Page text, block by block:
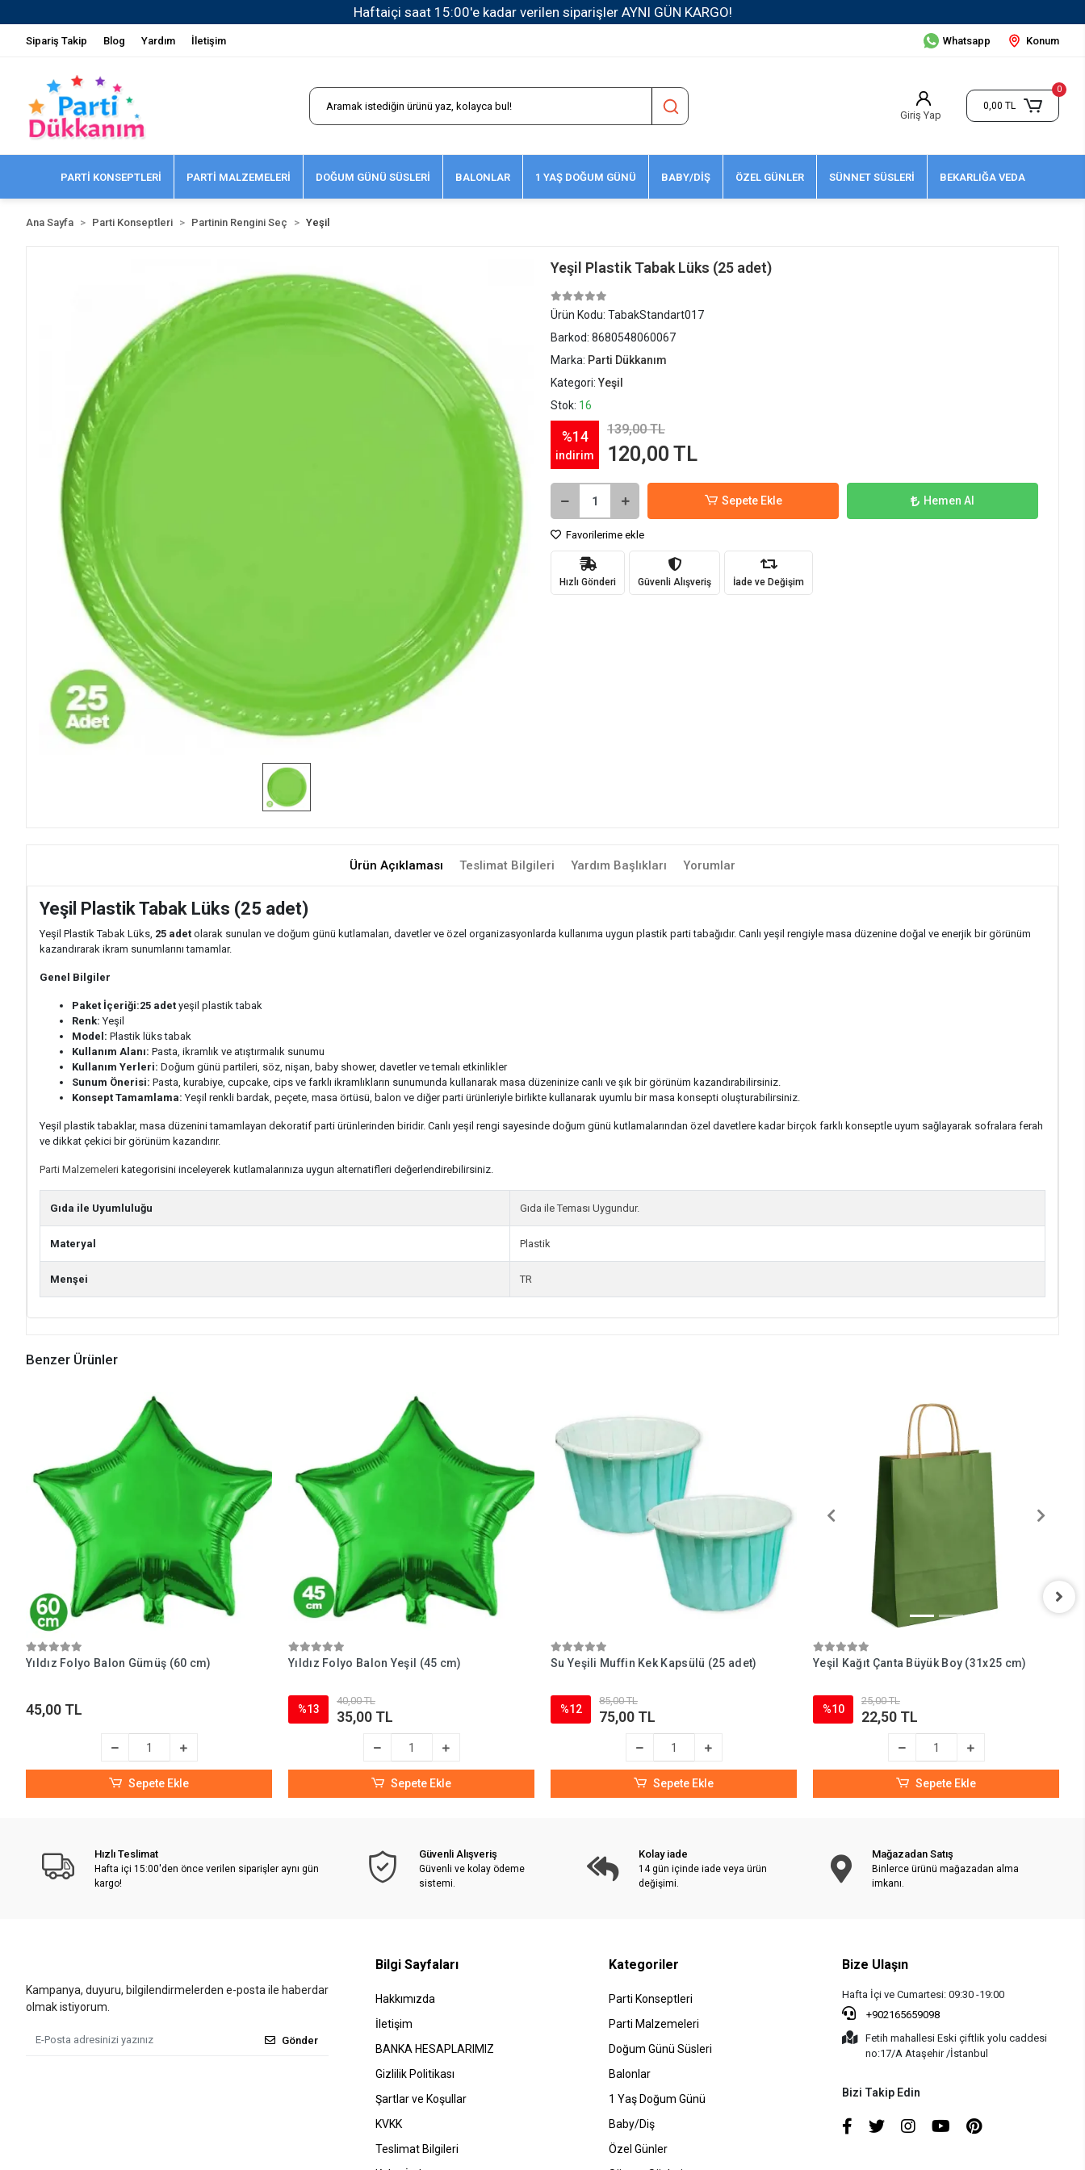
1500 TL ve Üzeri Kargo Ücretsiz!
Sipariş Takip Blog Yardım İletişim Whatsapp Konum
Giriş Yap
0
0,00 TL
PARTİ KONSEPTLERİ PARTİ MALZEMELERİ DOĞUM GÜNÜ SÜSLERİ BALONLAR 1 YAŞ DOĞUM GÜNÜ BABY/DİŞ ÖZEL GÜNLER SÜNNET SÜSLERİ BEKARLIĞA VEDA
Ana Sayfa Parti Konseptleri Partinin Rengini Seç Yeşil
Yeşil Plastik Tabak Lüks (25 adet)
Ürün Kodu: TabakStandart017
Barkod: 8680548060067
Marka: Parti Dükkanım
Kategori:Yeşil
Stok: 16
%14
indirim
139,00 TL
120,00 TL
Sepete Ekle Hemen Al
Favorilerime ekle
Hızlı Gönderi Güvenli Alışveriş İade ve Değişim
Ürün Açıklaması Teslimat Bilgileri Yardım Başlıkları Yorumlar
Yeşil Plastik Tabak Lüks (25 adet)
Yeşil Plastik Tabak Lüks, 25 adet olarak sunulan ve doğum günü kutlamaları, davetler ve özel organizasyonlarda kullanıma uygun plastik parti tabağıdır. Canlı yeşil rengiyle masa düzenine doğal ve enerjik bir görünüm
kazandırarak ikram sunumlarını tamamlar.
Genel Bilgiler
Paket İçeriği:25 adet yeşil plastik tabak
Renk: Yeşil
Model: Plastik lüks tabak
Kullanım Alanı: Pasta, ikramlık ve atıştırmalık sunumu
Kullanım Yerleri: Doğum günü partileri, söz, nişan, baby shower, davetler ve temalı etkinlikler
Sunum Önerisi: Pasta, kurabiye, cupcake, cips ve farklı ikramlıkların sunumunda kullanarak masa düzeninize canlı ve şık bir görünüm kazandırabilirsiniz.
Konsept Tamamlama: Yeşil renkli bardak, peçete, masa örtüsü, balon ve diğer parti ürünleriyle birlikte kullanarak uyumlu bir masa konsepti oluşturabilirsiniz.
Yeşil plastik tabaklar, masa düzenini tamamlayan dekoratif parti ürünlerinden biridir. Canlı yeşil rengi sayesinde doğum günü kutlamalarından özel davetlere kadar birçok farklı konseptle uyum sağlayarak sofralara ferah
ve dikkat çekici bir görünüm kazandırır.
Parti Malzemeleri kategorisini inceleyerek kutlamalarınıza uygun alternatifleri değerlendirebilirsiniz.
Gıda ile Uyumluluğu Gıda ile Teması Uygundur.
Materyal Plastik
Menşei TR
Benzer Ürünler
Yıldız Folyo Balon Gümüş (60 cm)
45,00 TL
Sepete Ekle
Yıldız Folyo Balon Yeşil (45 cm)
%13
40,00 TL
35,00 TL
Sepete Ekle
Su Yeşili Muffin Kek Kapsülü (25 adet)
%12
85,00 TL
75,00 TL
Sepete Ekle
Yeşil Kağıt Çanta Büyük Boy (31x25 cm)
%10
25,00 TL
22,50 TL
Sepete Ekle
Hızlı Teslimat
Hafta içi 15:00'den önce verilen siparişler aynı gün
kargo!
Güvenli Alışveriş
Güvenli ve kolay ödeme
sistemi.
Kolay iade
14 gün içinde iade veya ürün
değişimi.
Mağazadan Satış
Binlerce ürünü mağazadan alma
imkanı.
Kampanya, duyuru, bilgilendirmelerden e-posta ile haberdar
olmak istiyorum.
Gönder
Bilgi Sayfaları
Hakkımızda
İletişim
BANKA HESAPLARIMIZ
Gizlilik Politikası
Şartlar ve Koşullar
KVKK
Teslimat Bilgileri
Kategoriler
Parti Konseptleri
Parti Malzemeleri
Doğum Günü Süsleri
Balonlar
1 Yaş Doğum Günü
Baby/Diş
Özel Günler
Bize Ulaşın
Hafta İçi ve Cumartesi: 09:30 -19:00
+902165659098
Fetih mahallesi Eski çiftlik yolu caddesi
no:17/A Ataşehir /İstanbul
Bizi Takip Edin